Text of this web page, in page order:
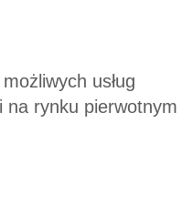
usług
na rynku pierwotnym